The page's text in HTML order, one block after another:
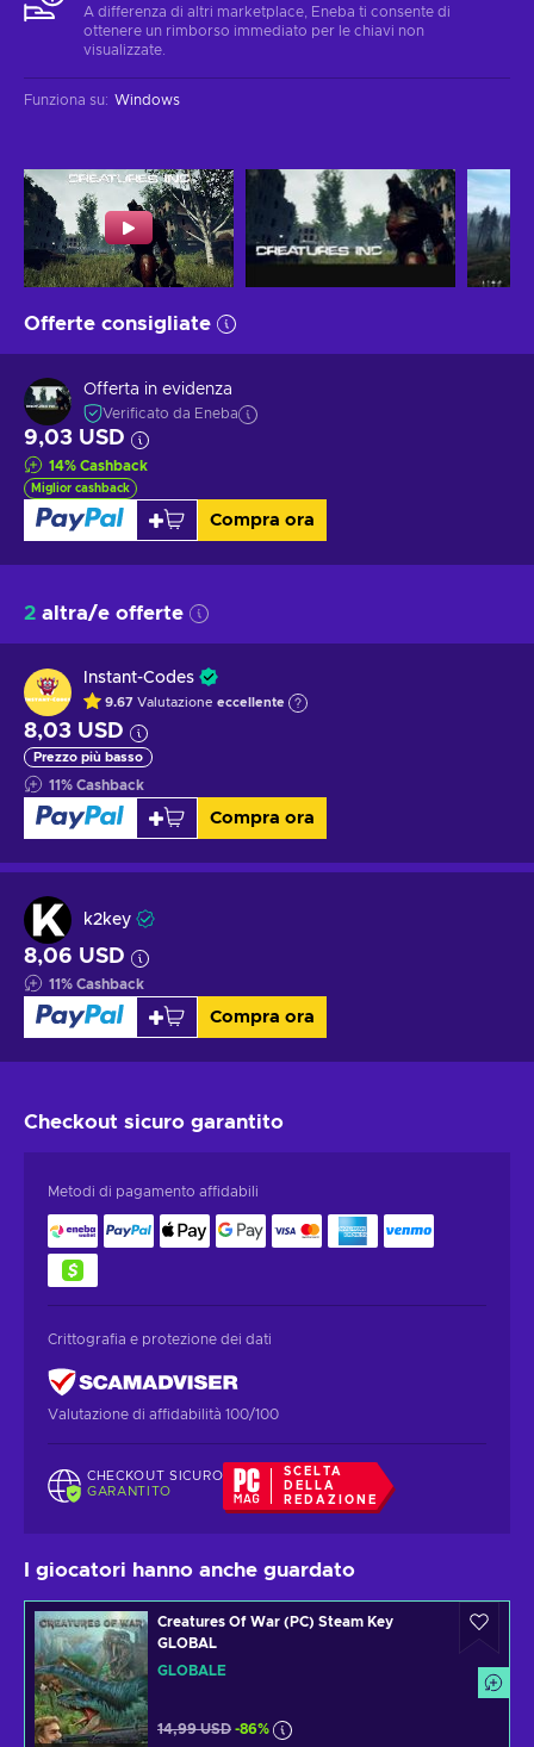
A differenza di altri marketplace, Eneba ti consente di
ottenere un rimborso immediato per le chiavi non
visualizzate.
Funziona su: Windows
Offerte consigliate
Offerta in evidenza
Verificato da Eneba
9,03 USD
14% Cashback
Miglior cashback
Compra ora
2 altra/e offerte
Instant-Codes
9.67 Valutazione eccellente
8,03 USD
Prezzo più basso
11% Cashback
Compra ora
k2key
8,06 USD
11% Cashback
Compra ora
Checkout sicuro garantito
Metodi di pagamento affidabili
Crittografia e protezione dei dati
Valutazione di affidabilità 100/100
CHECKOUT SICURO
GARANTITO
SCELTA
DELLA
REDAZIONE
I giocatori hanno anche guardato
Creatures Of War (PC) Steam Key
GLOBAL
GLOBALE
14,99 USD -86%